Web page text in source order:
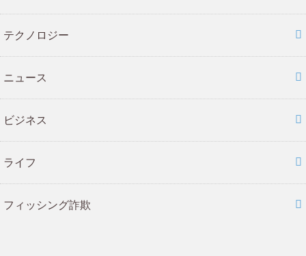
テクノロジー
ニュース
ビジネス
ライフ
フィッシング詐欺